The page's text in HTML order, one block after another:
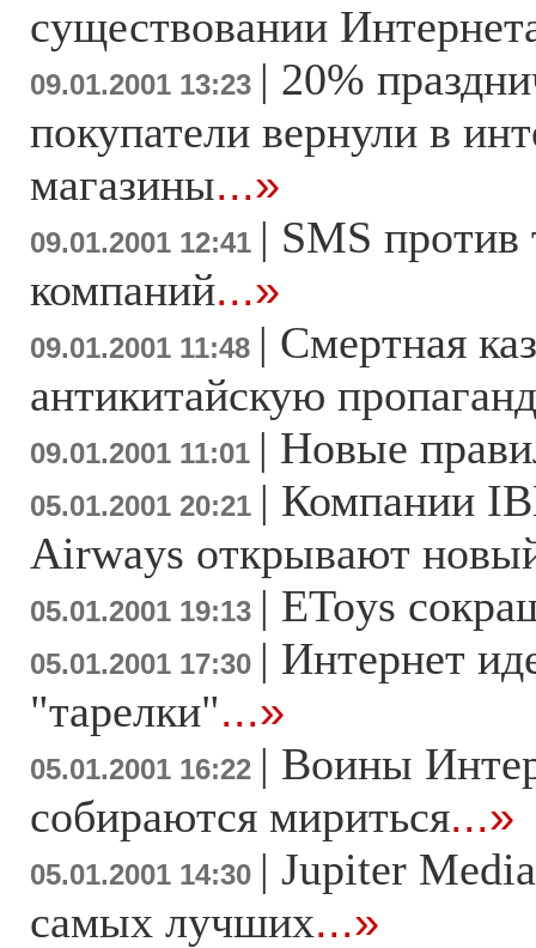
существовании
09.01.2001 13:23 | 20%
покупатели вернули в
магазины...»
09.01.2001 12:41 | SMS против
компаний...»
09.01.2001 11:48 | Смертная
антикитайскую
09.01.2001 11:01 | Новые
05.01.2001 20:21 | Компании
Airways открывают
05.01.2001 19:13 | EToys
05.01.2001 17:30 | Интернет
"тарелки"...»
05.01.2001 16:22 | Воины
собираются мириться...»
05.01.2001 14:30 | Jupiter
самых лучших...»